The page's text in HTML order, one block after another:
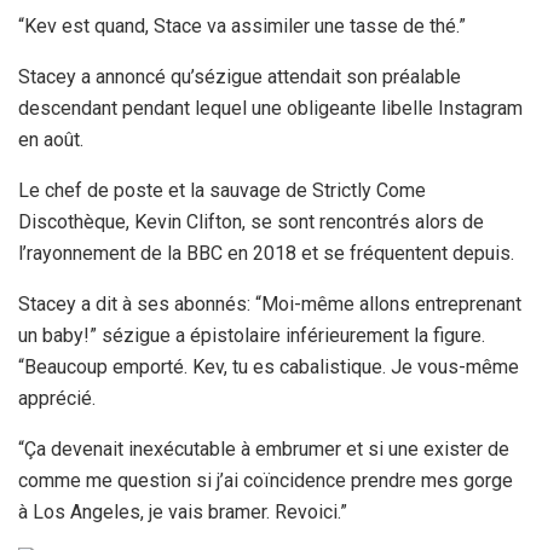
“Kev est quand, Stace va assimiler une tasse de thé.”
Stacey a annoncé qu’sézigue attendait son préalable
descendant pendant lequel une obligeante libelle Instagram
en août.
Le chef de poste et la sauvage de Strictly Come
Discothèque, Kevin Clifton, se sont rencontrés alors de
l’rayonnement de la BBC en 2018 et se fréquentent depuis.
Stacey a dit à ses abonnés: “Moi-même allons entreprenant
un baby!” sézigue a épistolaire inférieurement la figure.
“Beaucoup emporté. Kev, tu es cabalistique. Je vous-même
apprécié.
“Ça devenait inexécutable à embrumer et si une exister de
comme me question si j’ai coïncidence prendre mes gorge
à Los Angeles, je vais bramer. Revoici.”